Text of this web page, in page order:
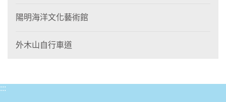
陽明海洋文化藝術館
外木山自行車道
:::